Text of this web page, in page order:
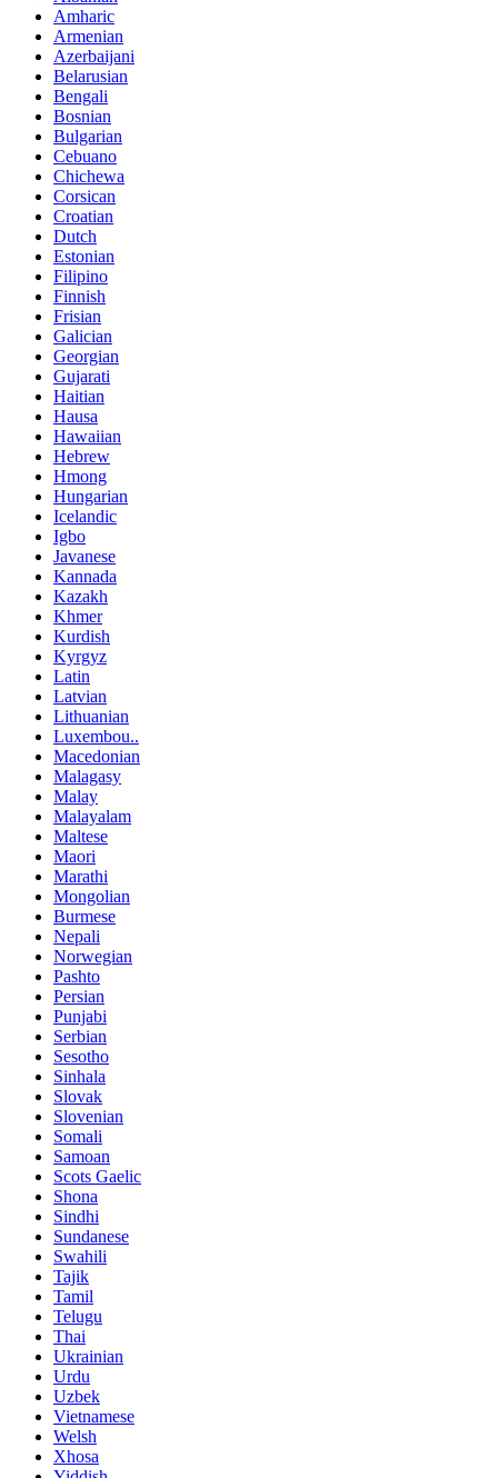
Amharic
Armenian
Azerbaijani
Belarusian
Bengali
Bosnian
Bulgarian
Cebuano
Chichewa
Corsican
Croatian
Dutch
Estonian
Filipino
Finnish
Frisian
Galician
Georgian
Gujarati
Haitian
Hausa
Hawaiian
Hebrew
Hmong
Hungarian
Icelandic
Igbo
Javanese
Kannada
Kazakh
Khmer
Kurdish
Kyrgyz
Latin
Latvian
Lithuanian
Luxembou..
Macedonian
Malagasy
Malay
Malayalam
Maltese
Maori
Marathi
Mongolian
Burmese
Nepali
Norwegian
Pashto
Persian
Punjabi
Serbian
Sesotho
Sinhala
Slovak
Slovenian
Somali
Samoan
Scots Gaelic
Shona
Sindhi
Sundanese
Swahili
Tajik
Tamil
Telugu
Thai
Ukrainian
Urdu
Uzbek
Vietnamese
Welsh
Xhosa